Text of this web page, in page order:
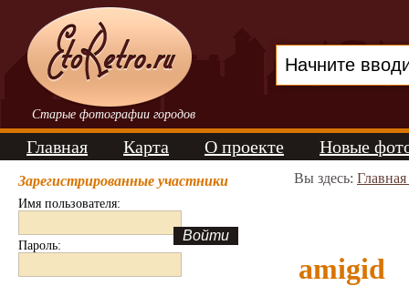
Старые фотографии городов
Главная Карта О проекте Новые
Зарегистрированные участники
Имя пользователя:
Пароль:
Вы здесь:
amigid